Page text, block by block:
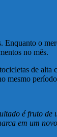
o
no mês.
de alta
mesmo
é fruto de
em um